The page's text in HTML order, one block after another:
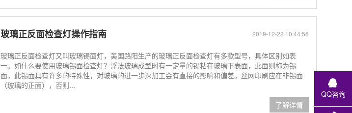
2019-12-22 10:44:56
玻璃正反面检查灯操作指南
玻璃正反面检查灯又叫玻璃锡面灯，美国路阳生产的玻璃正反面检查灯有多款型号，具体区别如表
一。如什么要使用玻璃锡面检查灯？浮法玻璃成型时有一定量的锡粘在玻璃下表面，此面则称为锡
面。此锡面具有许多的特殊性，对玻璃的进一步深加工会有直接的影响和偏差。丝网印刷应在非锡面
（玻璃的正面），否则...
了解详情
QQ咨询